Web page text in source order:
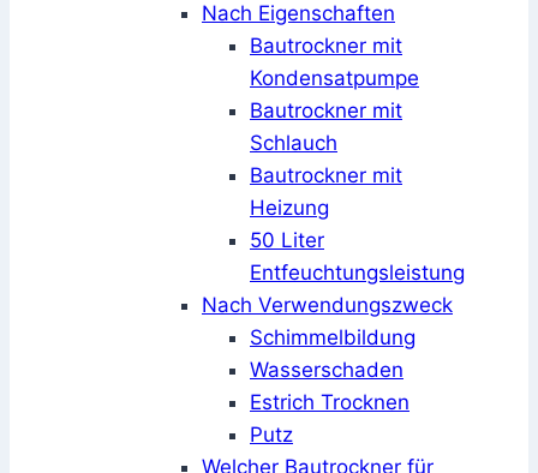
Nach Eigenschaften
Bautrockner mit
Kondensatpumpe
Bautrockner mit
Schlauch
Bautrockner mit
Heizung
50 Liter
Entfeuchtungsleistung
Nach Verwendungszweck
Schimmelbildung
Wasserschaden
Estrich Trocknen
Putz
Welcher Bautrockner für